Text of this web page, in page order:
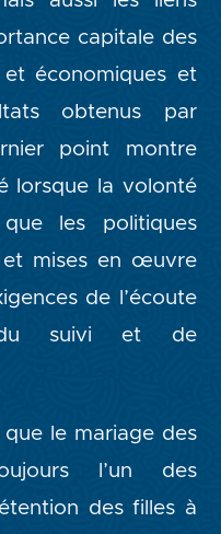
capitale des
économiques et
obtenus par
point montre
lorsque la volonté
les politiques
et mises en œuvre
de l’écoute
du suivi et de
le mariage des
l’un des
des filles à